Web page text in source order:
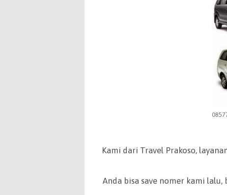
Kami dari Travel Prakoso,
Anda bisa save nomer kami